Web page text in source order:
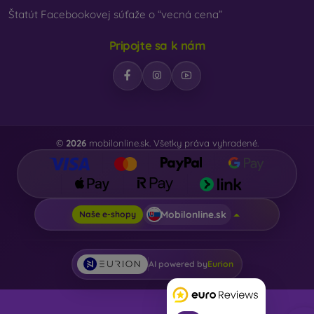
Štatút Facebookovej súťaže o “vecná cena”
Pripojte sa k nám
© 2026mobilonline.sk. Všetky práva vyhradené.
Naše e-shopy Mobilonline.sk
AI powered byEurion